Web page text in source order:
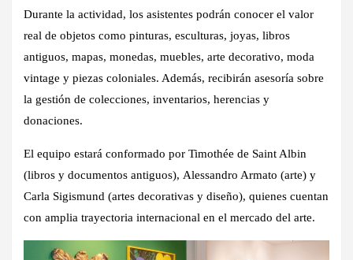
Durante la actividad, los asistentes podrán conocer el valor
real de objetos como pinturas, esculturas, joyas, libros
antiguos, mapas, monedas, muebles, arte decorativo, moda
vintage y piezas coloniales. Además, recibirán asesoría sobre
la gestión de colecciones, inventarios, herencias y
donaciones.
El equipo estará conformado por Timothée de Saint Albin
(libros y documentos antiguos), Alessandro Armato (arte) y
Carla Sigismund (artes decorativas y diseño), quienes cuentan
con amplia trayectoria internacional en el mercado del arte.